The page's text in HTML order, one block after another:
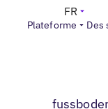
Plateforme Des
FR